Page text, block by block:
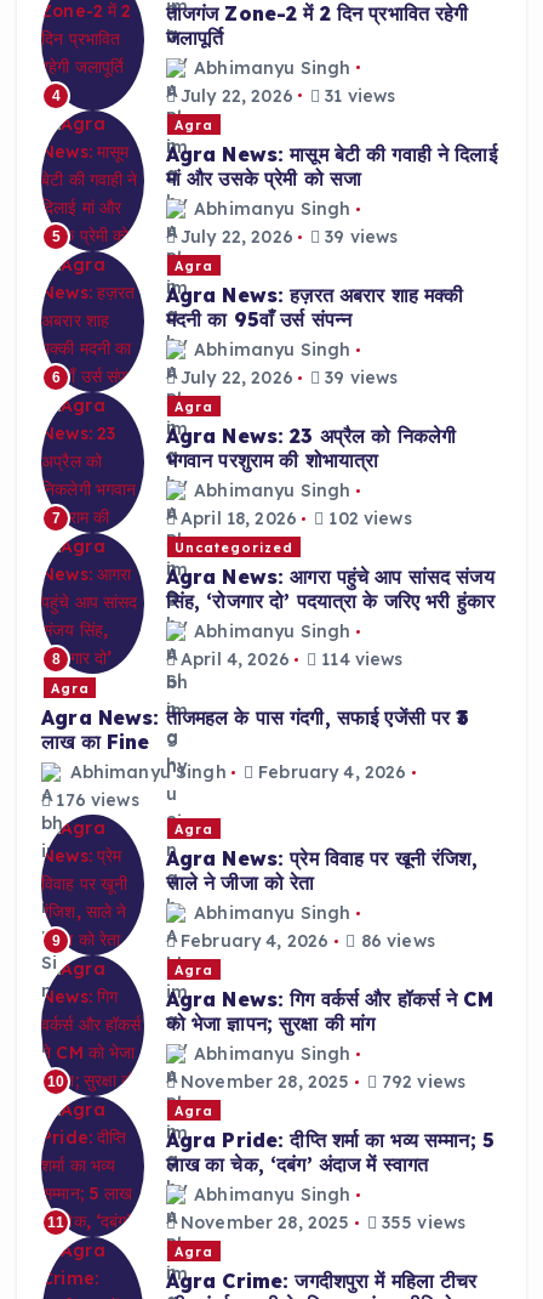
4
ताजगंज Zone-2 में 2 दिन प्रभावित रहेगी
जलापूर्ति
Abhimanyu Singh
July 22, 2026
31 views
5
Agra
Agra News: मासूम बेटी की गवाही ने दिलाई
मां और उसके प्रेमी को सजा
Abhimanyu Singh
July 22, 2026
39 views
6
Agra
Agra News: हज़रत अबरार शाह मक्की
मदनी का 95वाँ उर्स संपन्न
Abhimanyu Singh
July 22, 2026
39 views
7
Agra
Agra News: 23 अप्रैल को निकलेगी
भगवान परशुराम की शोभायात्रा
Abhimanyu Singh
April 18, 2026
102 views
8
Uncategorized
Agra News: आगरा पहुंचे आप सांसद संजय
सिंह, ‘रोजगार दो’ पदयात्रा के जरिए भरी हुंकार
Abhimanyu Singh
April 4, 2026
114 views
Agra
Agra News: ताजमहल के पास गंदगी, सफाई एजेंसी पर ₹3
लाख का Fine
Abhimanyu Singh
February 4, 2026
176 views
9
Agra
Agra News: प्रेम विवाह पर खूनी रंजिश,
साले ने जीजा को रेता
Abhimanyu Singh
February 4, 2026
86 views
10
Agra
Agra News: गिग वर्कर्स और हॉकर्स ने CM
को भेजा ज्ञापन; सुरक्षा की मांग
Abhimanyu Singh
November 28, 2025
792 views
11
Agra
Agra Pride: दीप्ति शर्मा का भव्य सम्मान; 5
लाख का चेक, ‘दबंग’ अंदाज में स्वागत
Abhimanyu Singh
November 28, 2025
355 views
Agra
Agra Crime: जगदीशपुरा में महिला टीचर